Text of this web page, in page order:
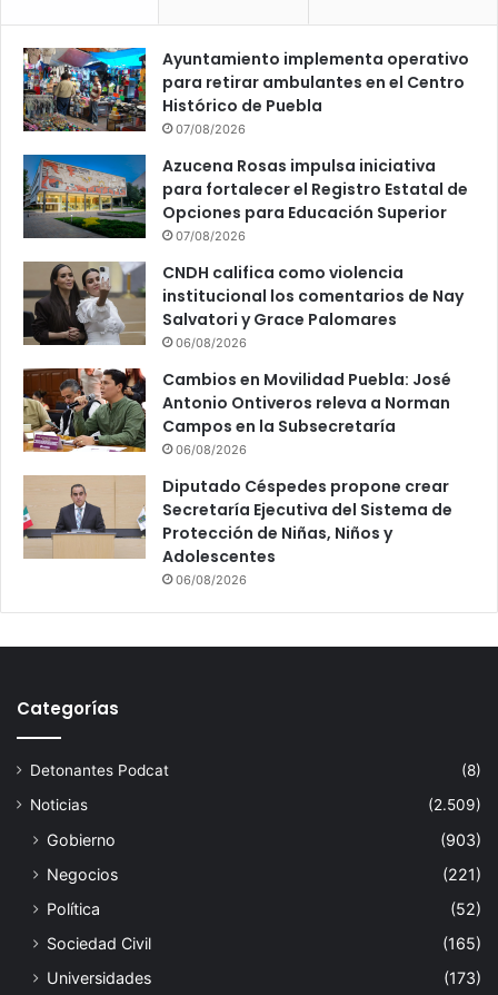
Ayuntamiento implementa operativo
para retirar ambulantes en el Centro
Histórico de Puebla
07/08/2026
Azucena Rosas impulsa iniciativa
para fortalecer el Registro Estatal de
Opciones para Educación Superior
07/08/2026
CNDH califica como violencia
institucional los comentarios de Nay
Salvatori y Grace Palomares
06/08/2026
Cambios en Movilidad Puebla: José
Antonio Ontiveros releva a Norman
Campos en la Subsecretaría
06/08/2026
Diputado Céspedes propone crear
Secretaría Ejecutiva del Sistema de
Protección de Niñas, Niños y
Adolescentes
06/08/2026
Categorías
Detonantes Podcat
(8)
Noticias
(2.509)
Gobierno
(903)
Negocios
(221)
Política
(52)
Sociedad Civil
(165)
Universidades
(173)